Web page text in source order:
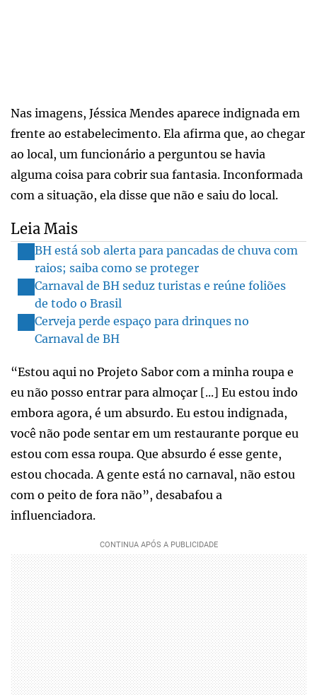
Nas imagens, Jéssica Mendes aparece indignada em
frente ao estabelecimento. Ela afirma que, ao chegar
ao local, um funcionário a perguntou se havia
alguma coisa para cobrir sua fantasia. Inconformada
com a situação, ela disse que não e saiu do local.
Leia Mais
BH está sob alerta para pancadas de chuva com
raios; saiba como se proteger
Carnaval de BH seduz turistas e reúne foliões
de todo o Brasil
Cerveja perde espaço para drinques no
Carnaval de BH
“Estou aqui no Projeto Sabor com a minha roupa e
eu não posso entrar para almoçar [...] Eu estou indo
embora agora, é um absurdo. Eu estou indignada,
você não pode sentar em um restaurante porque eu
estou com essa roupa. Que absurdo é esse gente,
estou chocada. A gente está no carnaval, não estou
com o peito de fora não”, desabafou a
influenciadora.